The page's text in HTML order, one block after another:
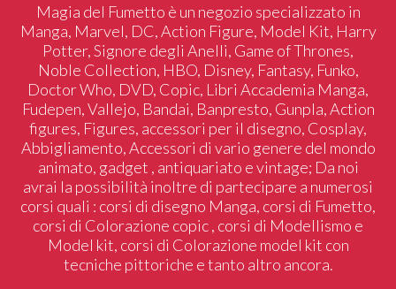
Magia del Fumetto è un negozio specializzato in
Manga, Marvel, DC, Action Figure, Model Kit, Harry
Potter, Signore degli Anelli, Game of Thrones,
Noble Collection, HBO, Disney, Fantasy, Funko,
Doctor Who, DVD, Copic, Libri Accademia Manga,
Fudepen, Vallejo, Bandai, Banpresto, Gunpla, Action
figures, Figures, accessori per il disegno, Cosplay,
Abbigliamento, Accessori di vario genere del mondo
animato, gadget , antiquariato e vintage; Da noi
avrai la possibilità inoltre di partecipare a numerosi
corsi quali : corsi di disegno Manga, corsi di Fumetto,
corsi di Colorazione copic , corsi di Modellismo e
Model kit, corsi di Colorazione model kit con
tecniche pittoriche e tanto altro ancora.